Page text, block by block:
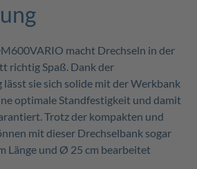
macht Drechseln in der
richtig Spaß. Dank der
sie sich solide mit der Werkbank
optimale Standfestigkeit und damit
Trotz der kompakten und
mit dieser Drechselbank sogar
Länge und Ø 25 cm bearbeitet